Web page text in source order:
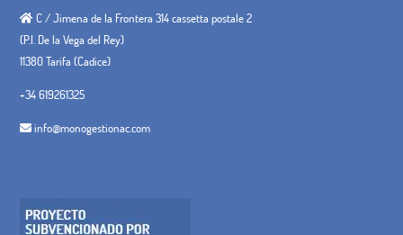
C / Jimena de la Frontera 314 cassetta postale 2
(P.I. De la Vega del Rey)
11380 Tarifa (Cadice)
+34 619261325
info@monogestionac.com